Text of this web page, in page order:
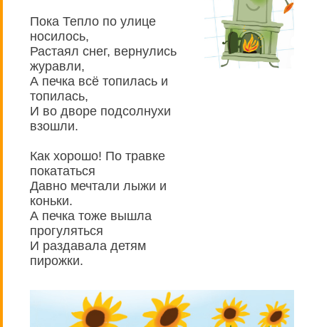
Пока Тепло по улице
носилось,
Растаял снег, вернулись
журавли,
А печка всё топилась и
топилась,
И во дворе подсолнухи
взошли.
Как хорошо! По травке
покататься
Давно мечтали лыжи и
коньки.
А печка тоже вышла
прогуляться
И раздавала детям
пирожки.